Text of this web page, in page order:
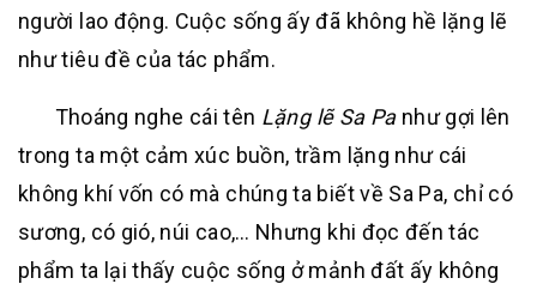
người lao động. Cuộc sống ấy đã không hề lặng lẽ
như tiêu đề của tác phẩm.
Thoáng nghe cái tên Lặng lẽ Sa Panhư gợi lên
trong ta một cảm xúc buồn, trầm lặng như cái
không khí vốn có mà chúng ta biết về Sa Pa, chỉ có
sương, có gió, núi cao,… Nhưng khi đọc đến tác
phẩm ta lại thấy cuộc sống ở mảnh đất ấy không